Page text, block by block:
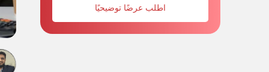
تأثير الذكاء الاصطناعي الوكيلي
اطلب عرضًا توضيحيًا